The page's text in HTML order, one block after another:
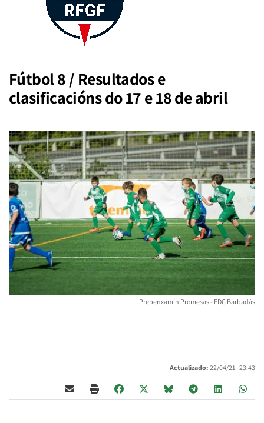
Fútbol 8 / Resultados e
clasificacións do 17 e 18 de abril
Prebenxamín Promesas - EDC Barbadás
Actualizado: 22/04/21 | 23:43